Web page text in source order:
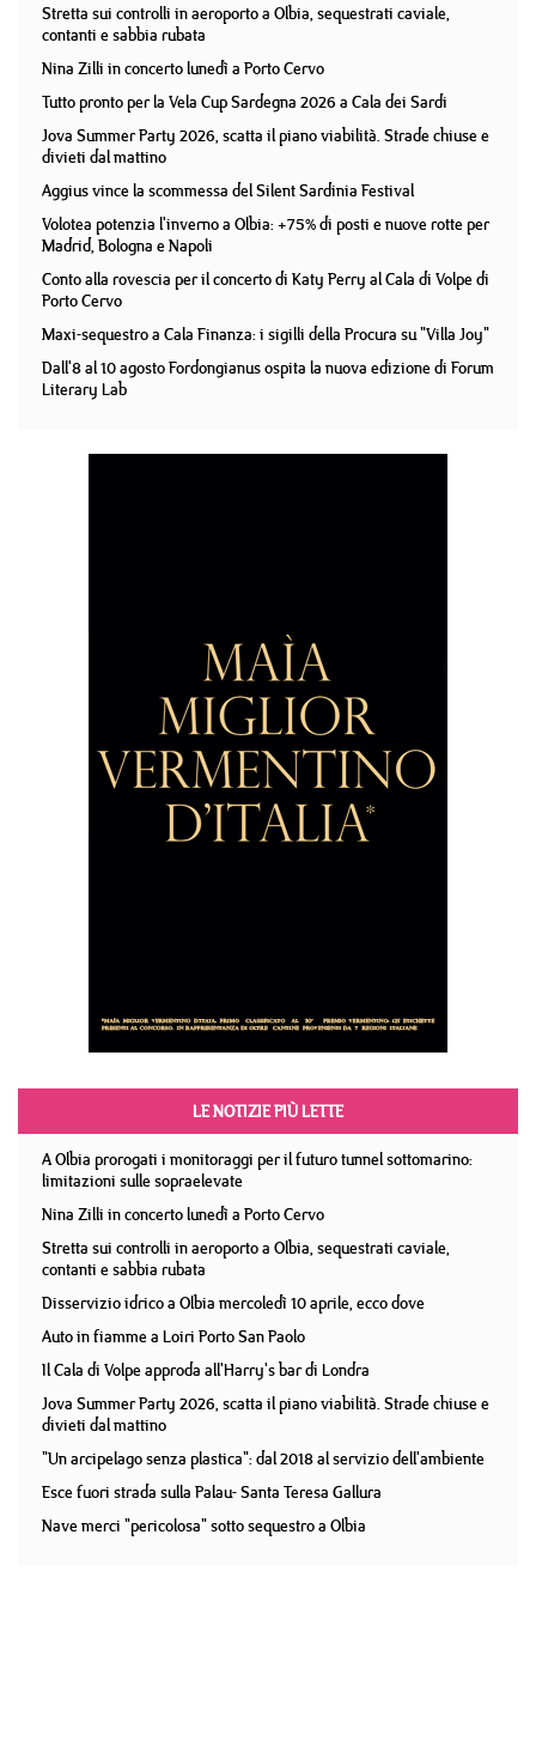
Stretta sui controlli in aeroporto a Olbia, sequestrati caviale,
contanti e sabbia rubata
Nina Zilli in concerto lunedì a Porto Cervo
Tutto pronto per la Vela Cup Sardegna 2026 a Cala dei Sardi
Jova Summer Party 2026, scatta il piano viabilità. Strade chiuse e
divieti dal mattino
Aggius vince la scommessa del Silent Sardinia Festival
Volotea potenzia l'inverno a Olbia: +75% di posti e nuove rotte per
Madrid, Bologna e Napoli
Conto alla rovescia per il concerto di Katy Perry al Cala di Volpe di
Porto Cervo
Maxi-sequestro a Cala Finanza: i sigilli della Procura su "Villa Joy"
Dall'8 al 10 agosto Fordongianus ospita la nuova edizione di Forum
Literary Lab
LE NOTIZIE PIÙ LETTE
A Olbia prorogati i monitoraggi per il futuro tunnel sottomarino:
limitazioni sulle sopraelevate
Nina Zilli in concerto lunedì a Porto Cervo
Stretta sui controlli in aeroporto a Olbia, sequestrati caviale,
contanti e sabbia rubata
Disservizio idrico a Olbia mercoledì 10 aprile, ecco dove
Auto in fiamme a Loiri Porto San Paolo
Il Cala di Volpe approda all'Harry's bar di Londra
Jova Summer Party 2026, scatta il piano viabilità. Strade chiuse e
divieti dal mattino
"Un arcipelago senza plastica": dal 2018 al servizio dell'ambiente
Esce fuori strada sulla Palau- Santa Teresa Gallura
Nave merci "pericolosa" sotto sequestro a Olbia